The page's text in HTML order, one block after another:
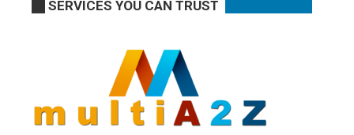
SERVICES YOU CAN TRUST